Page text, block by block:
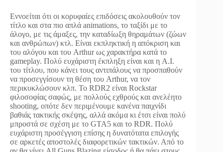
Εννοείται ότι οι κορυφαίες επιδόσεις ακολουθούν τον
τίτλο και στα πιο απλά animations, το ταξίδι με το
άλογο, με τις άμαξες, την καταδίωξη θηραμάτων (ζώων
και ανθρώπων) κτλ. Είναι εκπληκτική η απόκριση και
του αλόγου και του Arthur ως χαρακτήρα κατά το
gameplay. Πολύ ευχάριστη έκπληξη είναι και η A.I.
του τίτλου, που κάνει τους αντιπάλους να προσπαθούν
να προσεγγίσουν τη θέση του Arthur, να τον
περικυκλώσουν κλπ. Το RDR2 είναι Rockstar
φιλοσοφίας σαφώς, με πολλούς εχθρούς και ανελέητο
shooting, οπότε δεν περιμένουμε κανένα παιχνίδι
βαθιάς τακτικής σκέψης, αλλά ακόμα κι έτσι είναι πολύ
μπροστά σε σχέση με το GTA5 και το RDR. Πολύ
ευχάριστη προσέγγιση επίσης η δυνατότατα επιλογής
σε αρκετές αποστολές διαφορετικών τακτικών. Από το